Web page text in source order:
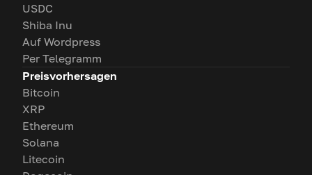
USDC
Shiba Inu
Auf Wordpress
Per Telegramm
Preisvorhersagen
Bitcoin
XRP
Ethereum
Solana
Litecoin